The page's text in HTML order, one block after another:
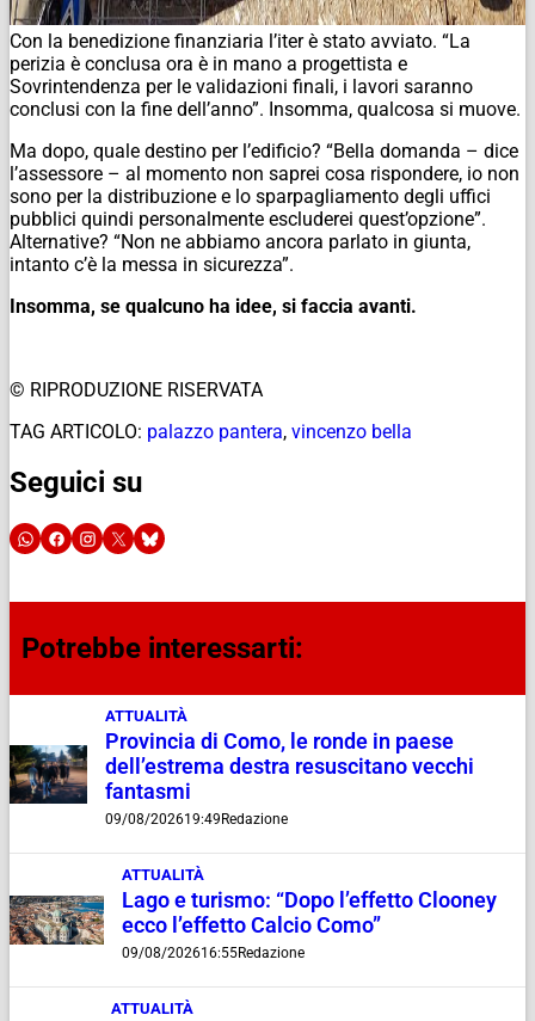
Con la benedizione finanziaria l’iter è stato avviato. “La
perizia è conclusa ora è in mano a progettista e
Sovrintendenza per le validazioni finali, i lavori saranno
conclusi con la fine dell’anno”. Insomma, qualcosa si muove.
Ma dopo, quale destino per l’edificio? “Bella domanda – dice
l’assessore – al momento non saprei cosa rispondere, io non
sono per la distribuzione e lo sparpagliamento degli uffici
pubblici quindi personalmente escluderei quest’opzione”.
Alternative? “Non ne abbiamo ancora parlato in giunta,
intanto c’è la messa in sicurezza”.
Insomma, se qualcuno ha idee, si faccia avanti.
© RIPRODUZIONE RISERVATA
TAG ARTICOLO: palazzo pantera, vincenzo bella
Seguici su
Potrebbe interessarti:
ATTUALITÀ
Provincia di Como, le ronde in paese
dell’estrema destra resuscitano vecchi
fantasmi
09/08/202619:49 Redazione
ATTUALITÀ
Lago e turismo: “Dopo l’effetto Clooney
ecco l’effetto Calcio Como”
09/08/202616:55Redazione
ATTUALITÀ